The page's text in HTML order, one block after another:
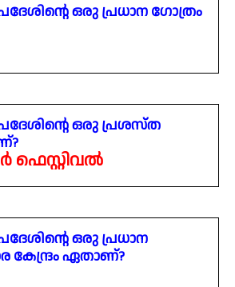
ഒരു പ്രധാന ഗോത്രം
ഒരു പ്രശസ്ത
ഫെസ്റ്റിവൽ
ഒരു പ്രധാന
കേന്ദ്രം ഏതാണ്?